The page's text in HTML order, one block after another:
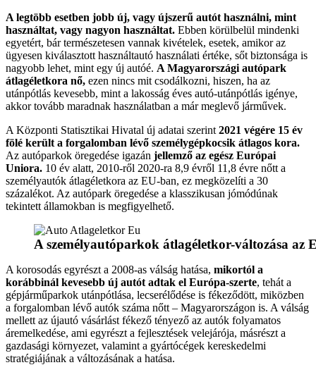
A legtöbb esetben jobb új, vagy újszerű autót használni, mint
használtat, vagy nagyon használtat. Ebben körülbelül mindenki
egyetért, bár természetesen vannak kivételek, esetek, amikor az
ügyesen kiválasztott használtautó használati értéke, sőt biztonsága is
nagyobb lehet, mint egy új autóé. A Magyarországi autópark
átlagéletkora nő, ezen nincs mit csodálkozni, hiszen, ha az
utánpótlás kevesebb, mint a lakosság éves autó-utánpótlás igénye,
akkor tovább maradnak használatban a már meglevő járművek.
A Központi Statisztikai Hivatal új adatai szerint 2021 végére 15 év
fölé került a forgalomban lévő személygépkocsik átlagos kora.
Az autóparkok öregedése igazán jellemző az egész Európai
Uniora. 10 év alatt, 2010-ről 2020-ra 8,9 évről 11,8 évre nőtt a
személyautók átlagéletkora az EU-ban, ez megközelíti a 30
százalékot. Az autópark öregedése a klasszikusan jómódúnak
tekintett államokban is megfigyelhető.
A személyautóparkok átlagéletkor-változása az
A korosodás egyrészt a 2008-as válság hatása, mikortól a
korábbinál kevesebb új autót adtak el Európa-szerte, tehát a
gépjárműparkok utánpótlása, lecserélődése is fékeződött, miközben
a forgalomban lévő autók száma nőtt – Magyarországon is. A válság
mellett az újautó vásárlást fékező tényező az autók folyamatos
áremelkedése, ami egyrészt a fejlesztések velejárója, másrészt a
gazdasági környezet, valamint a gyártócégek kereskedelmi
stratégiájának a változásának a hatása.